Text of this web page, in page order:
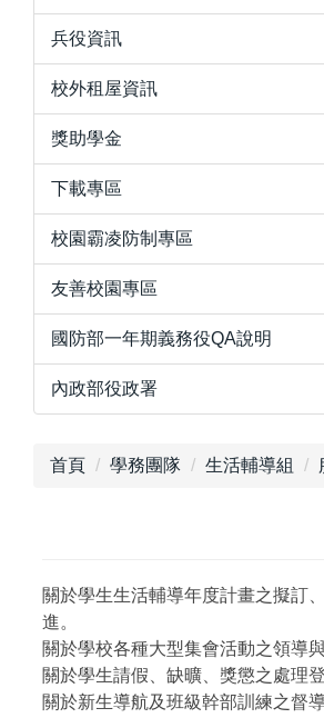
兵役資訊
校外租屋資訊
獎助學金
下載專區
校園霸凌防制專區
友善校園專區
國防部一年期義務役QA說明
內政部役政署
首頁 學務團隊 生活輔導組
關於學生生活輔導年度計畫之擬訂
進。
關於學校各種大型集會活動之領導與
關於學生請假、缺曠、獎懲之處理
關於新生導航及班級幹部訓練之督導